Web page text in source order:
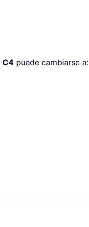
C4 puede cambiarse a: